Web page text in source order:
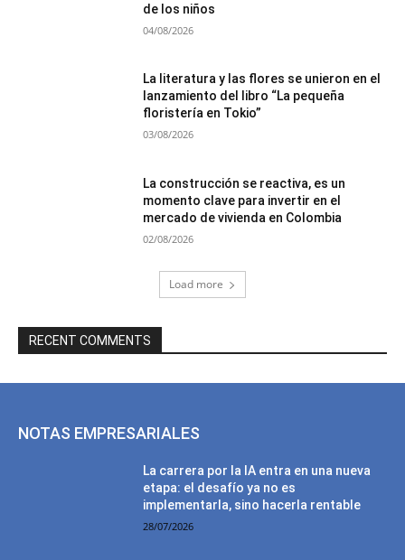
de los niños
04/08/2026
La literatura y las flores se unieron en el
lanzamiento del libro “La pequeña
floristería en Tokio”
03/08/2026
La construcción se reactiva, es un
momento clave para invertir en el
mercado de vivienda en Colombia
02/08/2026
Load more
RECENT COMMENTS
NOTAS EMPRESARIALES
La carrera por la IA entra en una nueva
etapa: el desafío ya no es
implementarla, sino hacerla rentable
28/07/2026